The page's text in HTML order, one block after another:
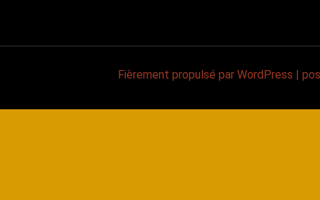
Fièrement propulsé par WordPress |